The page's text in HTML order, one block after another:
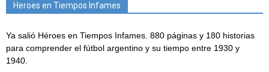
Heroes en Tiempos Infames
Ya salió Héroes en Tiempos Infames. 880 páginas y 180 historias
para comprender el fútbol argentino y su tiempo entre 1930 y
1940.